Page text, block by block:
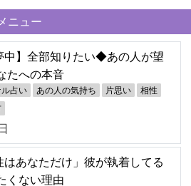
ニュー
中】全部知りたい◆あの人が望
たへの本音
ル占い あの人の気持ち 片思い 相性
はあなただけ」彼が執着してる
くない理由